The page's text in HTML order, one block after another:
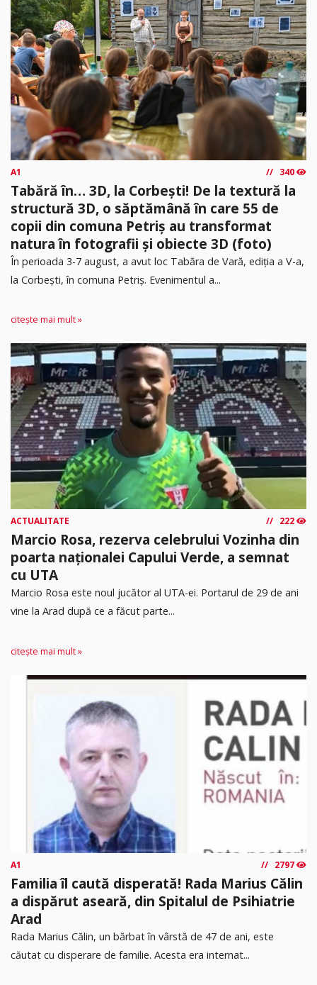
A1 340
Tabără în… 3D, la Corbești! De la textură la
structură 3D, o săptămână în care 55 de
copii din comuna Petriș au transformat
natura în fotografii și obiecte 3D (foto)
În perioada 3-7 august, a avut loc Tabăra de Vară, ediția a V-a,
la Corbești, în comuna Petriș. Evenimentul a...
citește mai mult »
ACTUALITATE 222
Marcio Rosa, rezerva celebrului Vozinha din
poarta naționalei Capului Verde, a semnat
cu UTA
Marcio Rosa este noul jucător al UTA-ei. Portarul de 29 de ani
vine la Arad după ce a făcut parte...
citește mai mult »
A1 2797
Familia îl caută disperată! Rada Marius Călin
a dispărut aseară, din Spitalul de Psihiatrie
Arad
Rada Marius Călin, un bărbat în vârstă de 47 de ani, este
căutat cu disperare de familie. Acesta era internat...